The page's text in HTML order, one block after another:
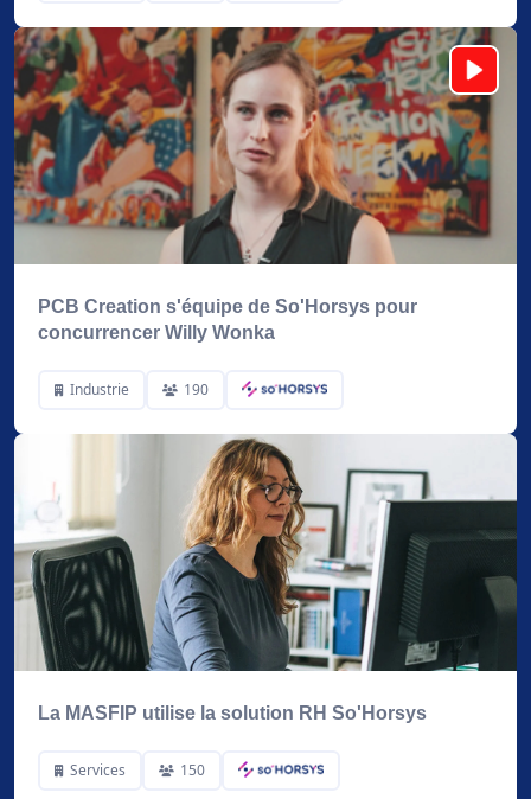
PCB Creation s'équipe de So'Horsys pour
concurrencer Willy Wonka
Industrie 190
La MASFIP utilise la solution RH So'Horsys
Services 150